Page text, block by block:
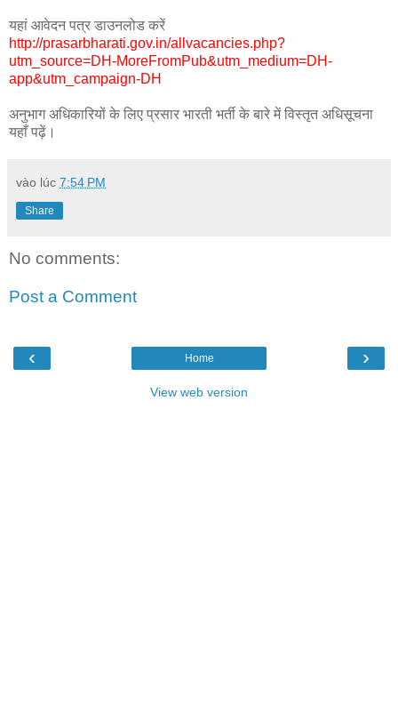
यहां आवेदन पत्र डाउनलोड करें
http://prasarbharati.gov.in/allvacancies.php?
utm_source=DH-MoreFromPub&utm_medium=DH-
app&utm_campaign-DH
अनुभाग अधिकारियों के लिए प्रसार भारती भर्ती के बारे में विस्तृत अधिसूचना
यहाँ पढ़ें।
vào lúc 7:54 PM
Share
No comments:
Post a Comment
‹ ›
Home
View web version